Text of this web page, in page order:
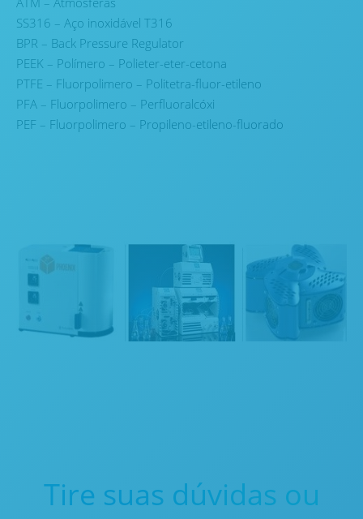
SS316 – Aço inoxidável T316
BPR – Back Pressure Regulator
PEEK – Polímero – Polieter-eter-cetona
PTFE – Fluorpolimero – Politetra-fluor-etileno
PFA – Fluorpolimero – Perfluoralcóxi
PEF – Fluorpolimero – Propileno-etileno-fluorado
Tire suas dúvidas ou